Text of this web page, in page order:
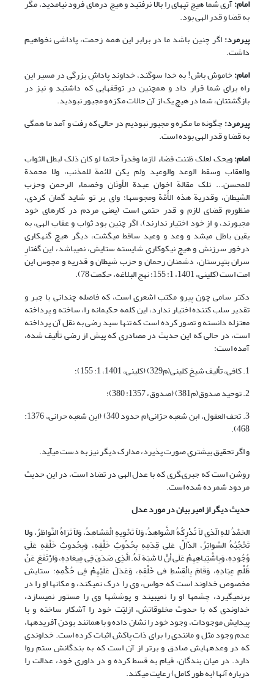
امام:آرى شما هیچ تپه‏اى را بالا نرفتید و هیچ دره‏اى فرود نیامدید، مگر
به قضا و قدر الهى بود.
پیرمرد:اگر چنین باشد ما در برابر این همه زحمت، پاداشى نخواهیم
داشت.
امام:خاموش باش! به خدا سوگند، خداوند پاداشِ بزرگى در مسیر این
راه براى شما قرار داد و همچنین در توقف‏هایى که داشتید و نیز در
بازگشت‏تان، شما در هیچ یک از آن حالات مکرَه و مجبور نبودید.
پیرمرد:چگونه ما مکره و مجبور نبودیم در حالى که رفت و آمد ما همگى
به قضا و قدر الهى بوده است.
امام:ویحک لعلک ظننت قضاء لازما وقدراً حاتما لو کان ذلک لبطل الثواب
والعقاب وسقط الوعد والوعید ولم یکن لائمة للمذنب، ولا محمدة
للمحسن... تلک مقالة اخوان عبدة الأوثان وخصماء الرحمن وحزب
الشیطان، وقدریة هذه الأُمّة ومجوسها؛ واى بر تو شاید گمان کردى،
منظورم قضاى لازم و قدر حتمى است (یعنى مردم در کارهاى خود
مجبورند، و از خود اختیار ندارند)، اگر چنین بود ثواب و عقاب الهى، به
یقین باطل مى‏شد و وعد و وعید ساقط مى‏گشت، دیگر هیچ گنهکارى
درخور سرزنش و هیچ نیکوکارى شایسته ستایش، نمى‏باشد، این گفتارِ
سران بت‏پرستان، دشمنان رحمان و حزب شیطان و قدریه و مجوس این
امت است (کلینی، 1401، 1: 155؛ نهج البلاغه، حکمت 78).
دکتر سامى چون پیرو مکتب اشعرى است، که فاصله چندانى با جبر و
تقدیر سلب کننده اختیار ندارد، این کلمه حکیمانه را، ساخته و پرداخته
معتزله دانسته و تصور کرده است که تنها سید رضى به نقل آن پرداخته
است، در حالى که این حدیث در مصادرى که پیش از رضى تألیف شده،
آمده است:
1. کافى، تألیف شیخ کلینى(م329) (کلینی، 1401، 1: 155)؛
2. توحید صدوق(م381) (صدوق، 1357: 380)؛
3. تحف العقول، ابن شعبه حرّانى(م حدود 340) (این شعبه حرانی، 1376:
468).
و اگر تحقیق بیشترى صورت پذیرد، مدارک دیگر نیز به دست مى‏آید.
روشن است که جبرى‏گرى که با عدل الهى در تضاد است، در این حدیث
مردود شمرده شده است.
حدیث دیگر از امیر بیان در مورد عدل
الحَمْدُ للهِ الّذی لاَ تُدْرِکُهُ الشَّواهِدُ، وَلاَ تَحْوِیهِ الْمَشاهِدُ، وَلاَ تَرَاهُ النَّواظِرُ، ولا
تَحْجُبُهُ السَّواتِرُ، الدّالِّ عَلى قِدَمِهِ بِحُدُوثِ خَلْقِهِ، وَبِحُدوثِ خَلْقِهِ عَلَى
وُجُودِهِ، وَبِاشْتِباهِهِمْ عَلَى أنْ لا شَبَهَ لَهُ. الَّذِی صَدَقَ فِی مِیعَادِهِ، وَارْتَفَعََ عَنْ
ظُلْمِ عِبَادِهِ، وَقَامَ بِالْقِسْطِ فی خَلْقِهِ، وَعَدَلَ عَلَیْهِمْ فِی حُکْمِهِ؛ ستایش
مخصوص خداوند است که حواس، وى را درک نمى‏کند، و مکان‏ها او را در
برنمى‏گیرد، چشم‏ها او را نمى‏بیند و پوشش‏ها وى را مستور نمى‏سازد،
خداوندى که با حدوث مخلوقاتش، ازلیّت خود را آشکار ساخته و با
پیدایش موجودات، وجود خود را نشان داده و با همانند بودن آفریده‏ها،
عدم وجود مثل و مانندى را براى ذات پاکش اثبات کرده است. خداوندى
که در وعده‏هایش صادق و برتر از آن است که به بندگانش ستم روا
دارد. در میان بندگان، قیام به قسط کرده و در داورى خود، عدالت را
درباره آنها (به طور کامل) رعایت مى‏کند.